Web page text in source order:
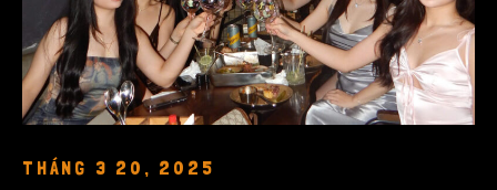
THÁNG 3 20, 2025